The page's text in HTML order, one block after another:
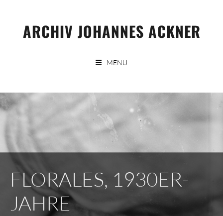
contentARCHIV JOHANNES ACKNER
MENU
FLORALES, 1930ER-
JAHRE